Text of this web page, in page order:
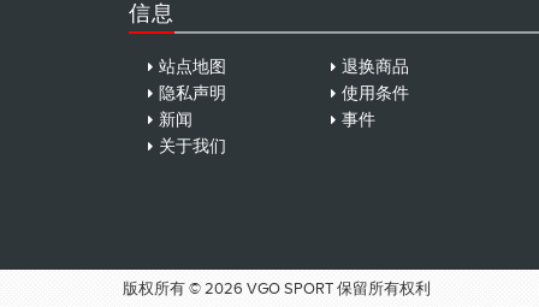
信息
站点地图
退换商品
隐私声明
使用条件
新闻
事件
关于我们
版权所有 © 2026 VGO SPORT 保留所有权利